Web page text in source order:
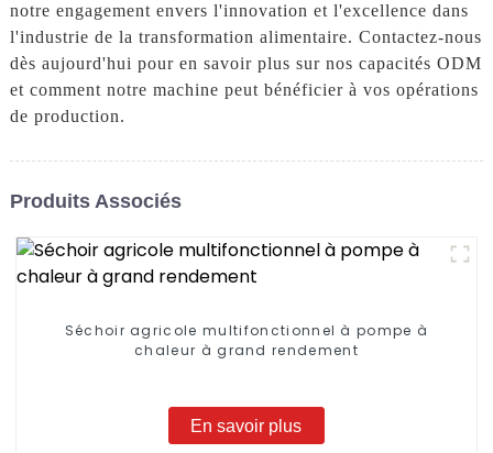
notre engagement envers l'innovation et l'excellence dans
l'industrie de la transformation alimentaire. Contactez-nous
dès aujourd'hui pour en savoir plus sur nos capacités ODM
et comment notre machine peut bénéficier à vos opérations
de production.
Produits Associés
Séchoir agricole multifonctionnel à pompe à
chaleur à grand rendement
En savoir plus